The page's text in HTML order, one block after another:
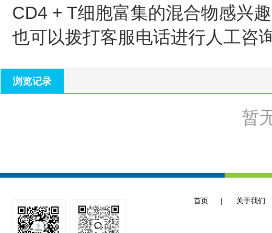
CD4 + T细胞富集的混合物感兴
也可以拨打客服电话进行人工咨
浏览记录
暂
首页 关于我们